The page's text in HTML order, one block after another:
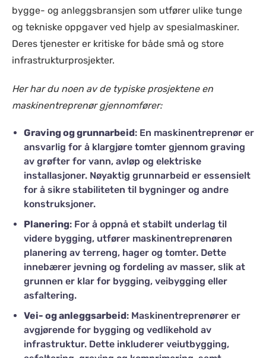
bygge- og anleggsbransjen som utfører ulike tunge
og tekniske oppgaver ved hjelp av spesialmaskiner.
Deres tjenester er kritiske for både små og store
infrastrukturprosjekter.
Her har du noen av de typiske prosjektene en
maskinentreprenør gjennomfører:
Graving og grunnarbeid: En maskinentreprenør er
ansvarlig for å klargjøre tomter gjennom graving
av grøfter for vann, avløp og elektriske
installasjoner. Nøyaktig grunnarbeid er essensielt
for å sikre stabiliteten til bygninger og andre
konstruksjoner.
Planering: For å oppnå et stabilt underlag til
videre bygging, utfører maskinentreprenøren
planering av terreng, hager og tomter. Dette
innebærer jevning og fordeling av masser, slik at
grunnen er klar for bygging, veibygging eller
asfaltering.
Vei- og anleggsarbeid: Maskinentreprenører er
avgjørende for bygging og vedlikehold av
infrastruktur. Dette inkluderer veiutbygging,